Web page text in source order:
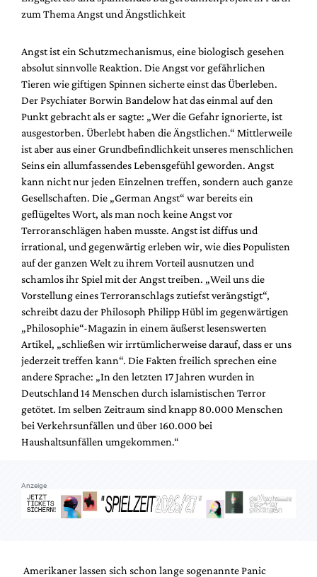
Alle Hefte
Podcast
Service
Shop / Abo
Newsletter
Redaktion
Autor:innen
Partner
Mediadaten
Suche
zum Thema Angst und Ängstlichkeit
Angst ist ein Schutzmechanismus, eine biologisch gesehen
absolut sinnvolle Reaktion. Die Angst vor gefährlichen
Tieren wie giftigen Spinnen sicherte einst das Überleben.
Der Psychiater Borwin Bandelow hat das einmal auf den
Punkt gebracht als er sagte: „Wer die Gefahr ignorierte, ist
ausgestorben. Überlebt haben die Ängstlichen.“ Mittlerweile
ist aber aus einer Grundbefindlichkeit unseres menschlichen
Seins ein allumfassendes Lebensgefühl geworden. Angst
kann nicht nur jeden Einzelnen treffen, sondern auch ganze
Gesellschaften. Die „German Angst“ war bereits ein
geflügeltes Wort, als man noch keine Angst vor
Terroranschlägen haben musste. Angst ist diffus und
irrational, und gegenwärtig erleben wir, wie dies Populisten
auf der ganzen Welt zu ihrem Vorteil ausnutzen und
schamlos ihr Spiel mit der Angst treiben. „Weil uns die
Vorstellung eines Terroranschlags zutiefst verängstigt“,
schreibt dazu der Philosoph Philipp Hübl im gegenwärtigen
„Philosophie“-Magazin in einem äußerst lesenswerten
Artikel, „schließen wir irrtümlicherweise darauf, dass er uns
jederzeit treffen kann“. Die Fakten freilich sprechen eine
andere Sprache: „In den letzten 17 Jahren wurden in
Deutschland 14 Menschen durch islamistischen Terror
getötet. Im selben Zeitraum sind knapp 80.000 Menschen
bei Verkehrsunfällen und über 160.000 bei
Haushaltsunfällen umgekommen.“
Anzeige
Amerikaner lassen sich schon lange sogenannte Panic